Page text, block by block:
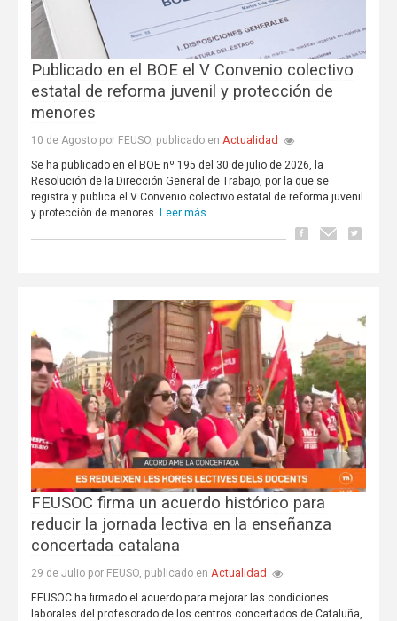
Publicado en el BOE el V Convenio colectivo
estatal de reforma juvenil y protección de
menores
10 de Agosto por FEUSO, publicado en Actualidad
Se ha publicado en el BOE nº 195 del 30 de julio de 2026, la
Resolución de la Dirección General de Trabajo, por la que se
registra y publica el V Convenio colectivo estatal de reforma juvenil
y protección de menores. Leer más
FEUSOC firma un acuerdo histórico para
reducir la jornada lectiva en la enseñanza
concertada catalana
29 de Julio por FEUSO, publicado en Actualidad
FEUSOC ha firmado el acuerdo para mejorar las condiciones
laborales del profesorado de los centros concertados de Cataluña,